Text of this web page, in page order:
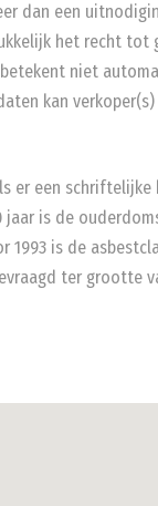
dan een
het recht tot
niet
kan
er een
jaar is de
1993 is de
ter grootte